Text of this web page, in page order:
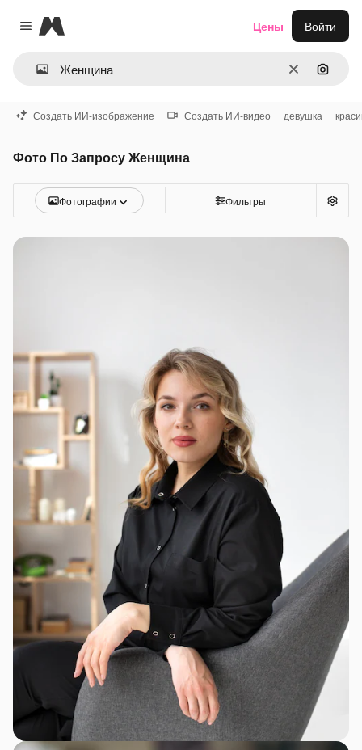
Close menu
Magnific
ОчиститьПоиск
Цены Войти
Создать ИИ-изображение Создать ИИ-видео девушка
Фото По Запросу Женщина
Фотографии Фильтры